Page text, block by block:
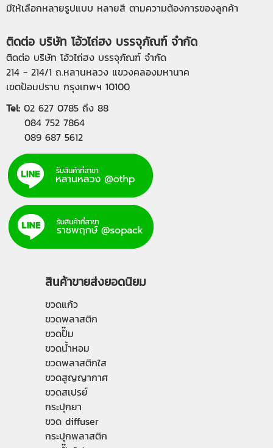
มีให้เลือกหลายรูปแบบ หลายสี ตามความต้องการของลูกค้า
ติดต่อ บริษัท โอ้วไถ่ฮง บรรจุภัณฑ์ จำกัด
ติดต่อ บริษัท โอ้วไถ่ฮง บรรจุภัณฑ์ จำกัด
214 - 214/1 ถ.หลานหลวง แขวงคลองมหานาค
เขตป้อมปราบ กรุงเทพฯ 10100
Tel: 02 627 0785 ถึง 88
084 752 7864
089 687 5612
สินค้าขายส่งยอดนิยม
ขวดแก้ว
ขวดพลาสติก
ขวดปั๊ม
ขวดน้ำหอม
ขวดพลาสติกใส
ขวดสูญญากาศ
ขวดสเปรย์
กระปุกยา
ขวด diffuser
กระปุกพลาสติก